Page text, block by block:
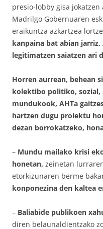
presio-lobby gisa
Madrilgo Gobernuaren
eraikuntza azkartzea
kanpaina bat abian
legitimatzen saiatzen ari
Horren aurrean, behean
kolektibo politiko,
mundukook, AHTa
hartzen dugu proiektu
dezan borrokatzeko,
– Mundu mailako krisi
honetan, zeinetan
etorkizunaren berme
konponezina den kaltea
– Baliabide publikoen
diren belaunaldientzako